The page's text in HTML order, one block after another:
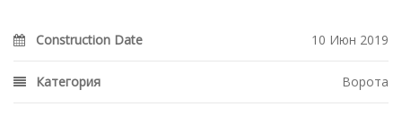
Construction Date 10 Июн 2019
Категория Ворота